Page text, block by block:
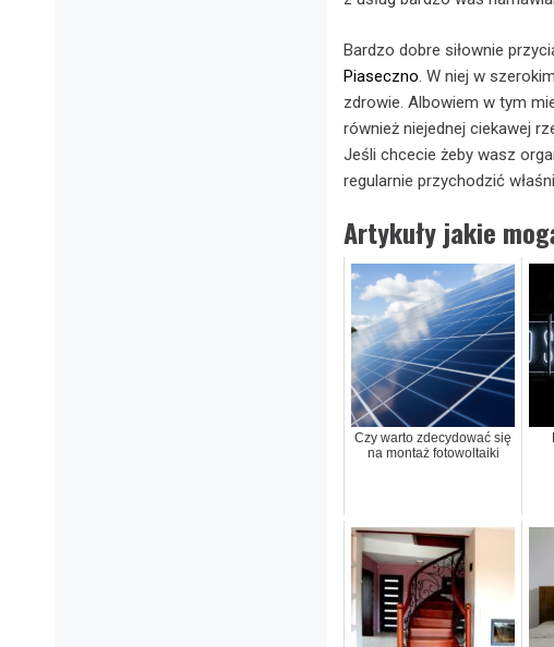
Bardzo dobre siłownie
Piaseczno . W niej w
zdrowie. Albowiem w tym
również niejednej ciekawej
Jeśli chcecie żeby wasz
regularnie przychodzić
Artykuły jakie
Czy warto zdecydować się
na montaż fotowoltaiki